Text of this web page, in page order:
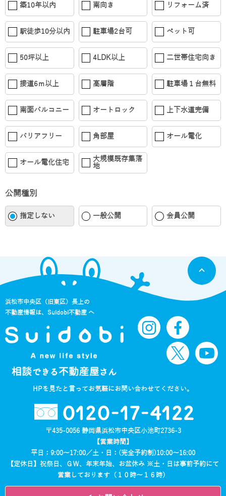
築10年以内 南向き リフォーム済
駅徒歩10分以内 駐車場2台可 ペット可
50坪以上 4LDK以上 二世帯住宅向き
接道6ｍ以上 高層階 駐車場１台無料
南面バルコニー オートロック 上下水道完備
バリアフリー 角部屋 オール電化
オール電化住宅
大規模既存集落
地
公開種別
指定しない 一般公開 会員公開
浜松市中央区（旧東区）長上の
不動産情報は、Suidobi不動産 へ
HPを見たと言ってお気軽にお問い合わせてください。
0120-17-4122
〒435-0056 静岡県浜松市中央区小池町2736-3
【営業時間】
平日：9:00～17:00／土・日：(完全予約制)10:00～16:00
【定休日】祝祭日、ＧＷ、年末年始、お盆休み ※土・日は事前予約にて
営業しております（１０時～１６時）